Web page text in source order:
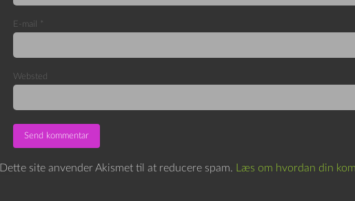
E-mail *
Websted
Dette site anvender Akismet til at reducere spam. Læs om hvordan din